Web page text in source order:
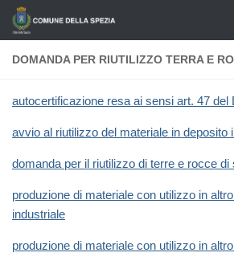
Salta al contenuto
DOMANDA PER RIUTILIZZO TERRA E
autocertificazione resa ai sensi art. 47 del
avvio al riutilizzo del materiale in deposito
domanda per il riutilizzo di terre e rocce di
produzione di materiale con utilizzo in
industriale
produzione di materiale con utilizzo in